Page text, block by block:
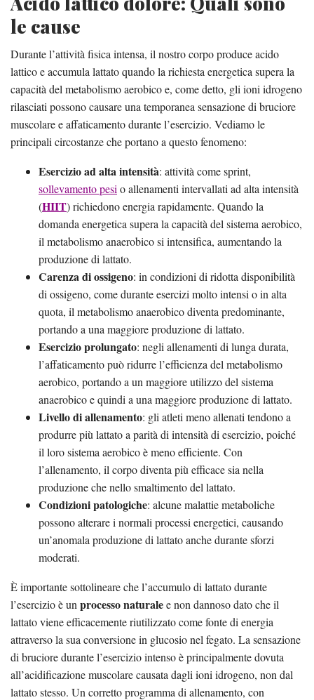
le cause
Durante l’attività fisica intensa, il nostro corpo produce acido
lattico e accumula lattato quando la richiesta energetica supera la
capacità del metabolismo aerobico e, come detto, gli ioni idrogeno
rilasciati possono causare una temporanea sensazione di bruciore
muscolare e affaticamento durante l’esercizio. Vediamo le
principali circostanze che portano a questo fenomeno:
Esercizio ad alta intensità: attività come sprint,
sollevamento pesi o allenamenti intervallati ad alta intensità
(HIIT) richiedono energia rapidamente. Quando la
domanda energetica supera la capacità del sistema aerobico,
il metabolismo anaerobico si intensifica, aumentando la
produzione di lattato.
Carenza di ossigeno: in condizioni di ridotta disponibilità
di ossigeno, come durante esercizi molto intensi o in alta
quota, il metabolismo anaerobico diventa predominante,
portando a una maggiore produzione di lattato.
Esercizio prolungato: negli allenamenti di lunga durata,
l’affaticamento può ridurre l’efficienza del metabolismo
aerobico, portando a un maggiore utilizzo del sistema
anaerobico e quindi a una maggiore produzione di lattato.
Livello di allenamento: gli atleti meno allenati tendono a
produrre più lattato a parità di intensità di esercizio, poiché
il loro sistema aerobico è meno efficiente. Con
l’allenamento, il corpo diventa più efficace sia nella
produzione che nello smaltimento del lattato.
Condizioni patologiche: alcune malattie metaboliche
possono alterare i normali processi energetici, causando
un’anomala produzione di lattato anche durante sforzi
moderati.
È importante sottolineare che l’accumulo di lattato durante
l’esercizio è un processo naturalee non dannoso dato che il
lattato viene efficacemente riutilizzato come fonte di energia
attraverso la sua conversione in glucosio nel fegato. La sensazione
di bruciore durante l’esercizio intenso è principalmente dovuta
all’acidificazione muscolare causata dagli ioni idrogeno, non dal
lattato stesso. Un corretto programma di allenamento, con